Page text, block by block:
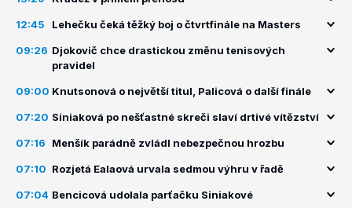
12:45 Lehečku čeká těžký boj o čtvrtfinále na Masters
09:26 Djokovič chce drastickou změnu tenisových
pravidel
09:00 Knutsonová o největší titul, Palicová o další finále
07:20 Siniaková po nešťastné skreči slaví drtivé vítězství
07:16 Menšík parádně zvládl nebezpečnou hrozbu
07:10 Rozjetá Ealaová urvala sedmou výhru v řadě
07:04 Bencicová udolala parťačku Siniakové